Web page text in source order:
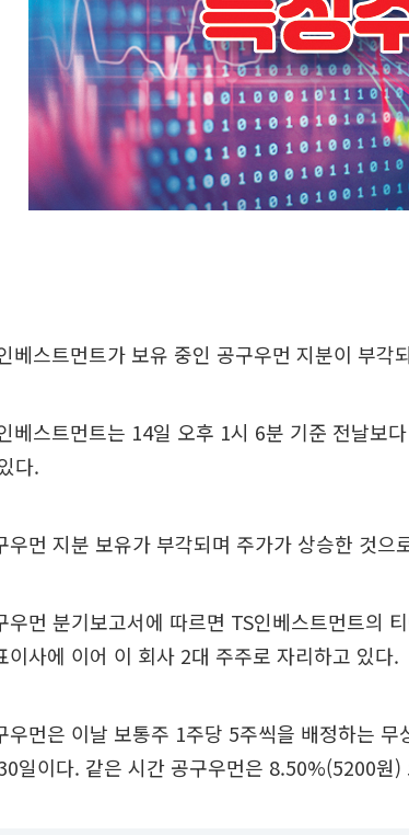
베스트먼트가 보유 중인 공구우먼 지분이 부각
베스트먼트는 14일 오후 1시 6분 기준 전날보
다.
우먼 지분 보유가 부각되며 주가가 상승한 것으
우먼 분기보고서에 따르면 TS인베스트먼트의
이사에 이어 이 회사 2대 주주로 자리하고 있다.
우먼은 이날 보통주 1주당 5주씩을 배정하는
일이다. 같은 시간 공구우먼은 8.50%(5200원